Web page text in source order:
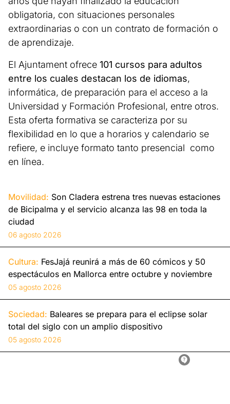
obligatoria, con situaciones personales
extraordinarias o con un contrato de formación o
de aprendizaje.
El Ajuntament ofrece 101 cursos para adultos
entre los cuales destacan los de idiomas,
informática, de preparación para el acceso a la
Universidad y Formación Profesional, entre otros.
Esta oferta formativa se caracteriza por su
flexibilidad en lo que a horarios y calendario se
refiere, e incluye formato tanto presencial como
en línea.
Movilidad: Son Cladera estrena tres nuevas estaciones
de Bicipalma y el servicio alcanza las 98 en toda la
ciudad
06 agosto 2026
Cultura: FesJajá reunirá a más de 60 cómicos y 50
espectáculos en Mallorca entre octubre y noviembre
05 agosto 2026
Sociedad: Baleares se prepara para el eclipse solar
total del siglo con un amplio dispositivo
05 agosto 2026